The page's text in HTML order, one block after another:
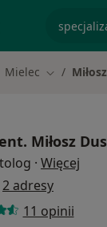
Mielec Zmień
Miłosz
· Więcej
2 adresy
11 opinii